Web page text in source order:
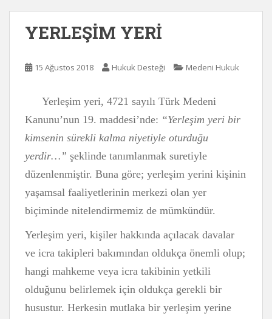
YERLEŞİM YERİ
15 Ağustos 2018 Hukuk Desteği Medeni Hukuk
Yerleşim yeri, 4721 sayılı Türk Medeni
Kanunu’nun 19. maddesi’nde: “Yerleşim yeri bir
kimsenin sürekli kalma niyetiyle oturduğu
yerdir…” şeklinde tanımlanmak suretiyle
düzenlenmiştir. Buna göre; yerleşim yerini kişinin
yaşamsal faaliyetlerinin merkezi olan yer
biçiminde nitelendirmemiz de mümkündür.
Yerleşim yeri, kişiler hakkında açılacak davalar
ve icra takipleri bakımından oldukça önemli olup;
hangi mahkeme veya icra takibinin yetkili
olduğunu belirlemek için oldukça gerekli bir
husustur. Herkesin mutlaka bir yerleşim yerine